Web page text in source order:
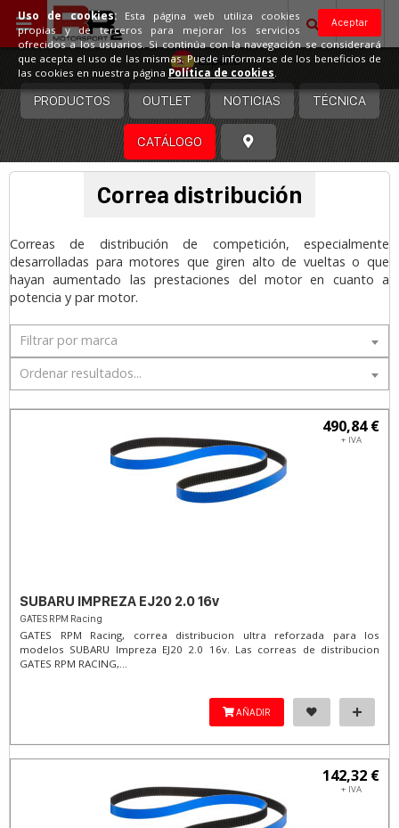
España
PRODUCTOS OUTLET NOTICIAS TÉCNICA
CATÁLOGO
Correa distribución
Correas de distribución de competición, especialmente
desarrolladas para motores que giren alto de vueltas o que
hayan aumentado las prestaciones del motor en cuanto a
potencia y par motor.
Filtrar por marca
Ordenar resultados...
490,84 €
+ IVA
SUBARU IMPREZA EJ20 2.0 16v
GATES RPM Racing
GATES RPM Racing, correa distribucion ultra reforzada para los
modelos SUBARU Impreza EJ20 2.0 16v. Las correas de distribucion
GATES RPM RACING,...
AÑADIR
142,32 €
+ IVA
Aceptar
Uso de cookies:Esta página web utiliza cookies
propias y de terceros para mejorar los servicios
ofrecidos a los usuarios. Si continúa con la navegación se considerará
que acepta el uso de las mismas. Puede informarse de los beneficios de
las cookies en nuestra página Política de cookies.